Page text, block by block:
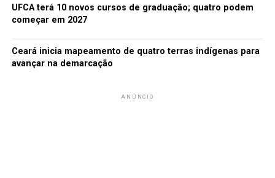
UFCA terá 10 novos cursos de graduação; quatro podem
começar em 2027
Ceará inicia mapeamento de quatro terras indígenas para
avançar na demarcação
ANÚNCIO